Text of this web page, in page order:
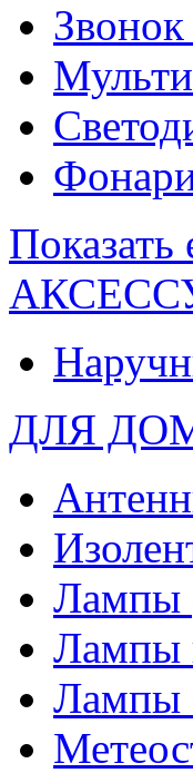
Звонок
ДЛЯ
Лампы
Лампы
Лампы